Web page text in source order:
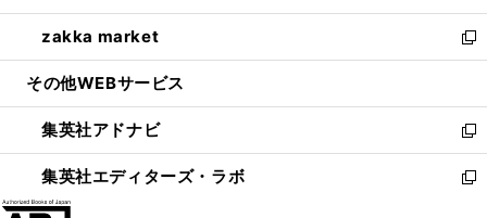
開
く
ウ
で
開
ン
ド
ウ
開
く
ウ
ィ
ン
ウ
で
開
く
し
い
ウ
ン
ド
ウ
で
zakka market
新
し
ウ
ィ
ン
ド
その他WEBサービス
集英社アドナビ
新
し
い
集英社エディターズ・ラボ
新